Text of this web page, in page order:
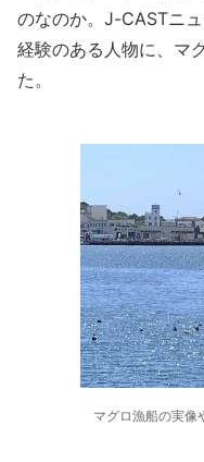
のなのか。J-CASTニ
経験のある人物に、マ
た。
マグロ漁船の実像